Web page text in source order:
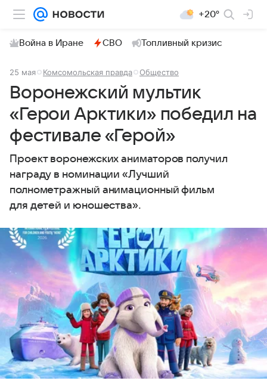
+20°
Война в Иране СВО Топливный кризис
25 мая Комсомольская правда Общество
Воронежский мультик
«Герои Арктики» победил на
фестивале «Герой»
Проект воронежских аниматоров получил
награду в номинации «Лучший
полнометражный анимационный фильм
для детей и юношества».